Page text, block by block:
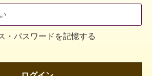
・パスワードを記憶する